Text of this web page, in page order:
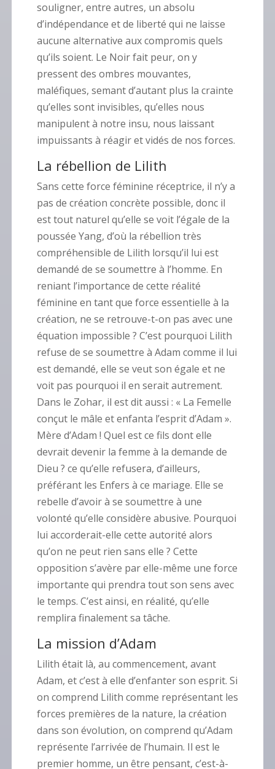
souligner, entre autres, un absolu
d’indépendance et de liberté qui ne laisse
aucune alternative aux compromis quels
qu’ils soient. Le Noir fait peur, on y
pressent des ombres mouvantes,
maléfiques, semant d’autant plus la crainte
qu’elles sont invisibles, qu’elles nous
manipulent à notre insu, nous laissant
impuissants à réagir et vidés de nos forces.
La rébellion de Lilith
Sans cette force féminine réceptrice, il n’y a
pas de création concrète possible, donc il
est tout naturel qu’elle se voit l’égale de la
poussée Yang, d’où la rébellion très
compréhensible de Lilith lorsqu’il lui est
demandé de se soumettre à l’homme. En
reniant l’importance de cette réalité
féminine en tant que force essentielle à la
création, ne se retrouve-t-on pas avec une
équation impossible ? C’est pourquoi Lilith
refuse de se soumettre à Adam comme il lui
est demandé, elle se veut son égale et ne
voit pas pourquoi il en serait autrement.
Dans le Zohar, il est dit aussi : « La Femelle
conçut le mâle et enfanta l’esprit d’Adam ».
Mère d’Adam ! Quel est ce fils dont elle
devrait devenir la femme à la demande de
Dieu ? ce qu’elle refusera, d’ailleurs,
préférant les Enfers à ce mariage. Elle se
rebelle d’avoir à se soumettre à une
volonté qu’elle considère abusive. Pourquoi
lui accorderait-elle cette autorité alors
qu’on ne peut rien sans elle ? Cette
opposition s’avère par elle-même une force
importante qui prendra tout son sens avec
le temps. C’est ainsi, en réalité, qu’elle
remplira finalement sa tâche.
La mission d’Adam
Lilith était là, au commencement, avant
Adam, et c’est à elle d’enfanter son esprit. Si
on comprend Lilith comme représentant les
forces premières de la nature, la création
dans son évolution, on comprend qu’Adam
représente l’arrivée de l’humain. Il est le
premier homme, un être pensant, c’est-à-